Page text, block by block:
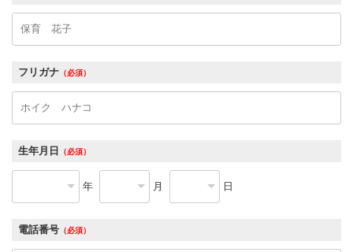
フリガナ （必須）
生年月日 （必須）
年 月 日
電話番号 （必須）